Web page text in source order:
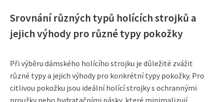
Srovnání různých typů holících strojků a
jejich výhody pro různé typy pokožky
Při výběru dámského holícího strojku je důležité zvážit
různé typy a jejich výhody pro konkrétní typy pokožky. Pro
citlivou pokožku jsou ideální holící strojky s ochrannými
proužky nebo hydratačními pásky, které minimalizují